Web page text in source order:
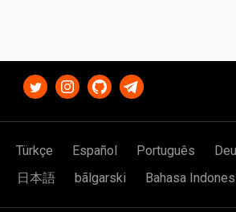
Türkçe Español Português
日本語 bãlgarski Bahasa